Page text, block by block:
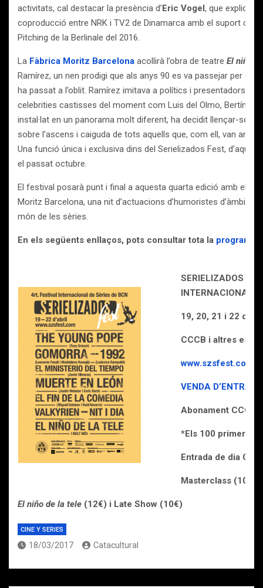
activitats, cal destacar la presència d’Eric Vogel, que
coproducció entre NRK i TV2 de Dinamarca amb el suport de
Pitching de la Berlinale del 2016.
La Fàbrica Moritz Barcelona acollirà l’obra de teatre El niño
Ramírez, un nen prodigi que als anys 90 es va passejar per
ha passat a l’oblit. Ramírez imitava a polítics i presentadors,
celebrities castisses del moment com Luis del Olmo, Bertín
instal·lat en un panorama molt diferent, ha decidit llençar-se
sobre l’ascens i caiguda de tots aquells que, com ell, van anar
Una funció única i exclusiva dins del Serielizados Fest,
el passat octubre.
El festival posarà punt i final a aquesta quarta edició amb el
Moritz Barcelona, una nit d’actuacions d’humoristes d’àmbit
món de les sèries.
En els següents enllaços, pots consultar tota la
SERIELIZADOS
INTERNACIONAL
19, 20, 21 i 22
CCCB i altres
www.szsfest.com
VENDA
Abonament CCCB
*Els 100 primers
Entrada de dia
Masterclass (10€)
El niño de la tele (12€) i Late Show (10€)
CINE Y SERIES
18/03/2017 Catacultural